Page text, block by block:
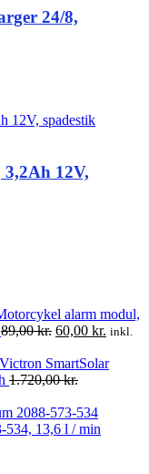
24/8,
12V,
alarm modul,
89,00kr. Den
pris
var:
60,00 kr. Den
pris
inkl.
Victron SmartSolar
1.720,00kr.
534, 13,6 l / min